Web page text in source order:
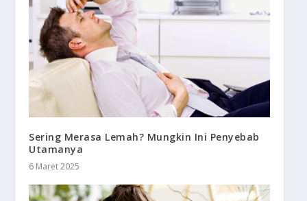
Sering Merasa Lemah? Mungkin Ini Penyebab
Utamanya
6 Maret 2025